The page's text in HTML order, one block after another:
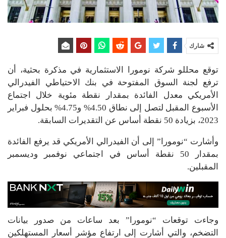
شارك
توقع محللو شركة نومورا الاستثمارية في مذكرة بحثية، أن
ترفع لجنة السوق المفتوحة في بنك الاحتياطي الفيدرالي
الأمريكي معدل الفائدة بمقدار نقطة مئوية خلال اجتماع
الأسبوع المقبل لتصل إلى نطاق 4.50% و4.75% بحلول فبراير
2023، بزيادة 50 نقطة أساس عن التقديرات السابقة.
وأشارت “نومورا” إلى أن الفيدرالي الأمريكي قد يرفع الفائدة
بمقدار 50 نقطة أساس في اجتماعي نوفمبر وديسمبر
المقبلين.
وجاءت توقعات “نومورا” بعد ساعات من صدور بيانات
التضخم، والتي أشارت إلى ارتفاع مؤشر أسعار المستهلكين